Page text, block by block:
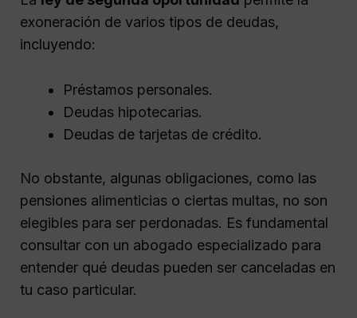
exoneración de varios tipos de deudas,
incluyendo:
Préstamos personales.
Deudas hipotecarias.
Deudas de tarjetas de crédito.
No obstante, algunas obligaciones, como las
pensiones alimenticias o ciertas multas, no son
elegibles para ser perdonadas. Es fundamental
consultar con un abogado especializado para
entender qué deudas pueden ser canceladas en
tu caso particular.